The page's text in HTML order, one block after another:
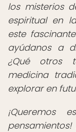
los misterios
espiritual en
este
ayúdanos a
¿Qué otros
medicina
explorar en
¡Queremos